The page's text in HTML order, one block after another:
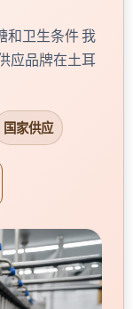
和卫生条件 我
应品牌在土耳
国家供应